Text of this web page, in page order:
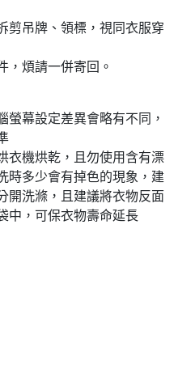
剪吊牌、領標，視同衣服穿
，煩請一併寄回。
螢幕設定差異會略有不同，
衣機烘乾，且勿使用含有漂
時多少會有掉色的現象，建
開洗滌，且建議將衣物反面
中，可保衣物壽命延長